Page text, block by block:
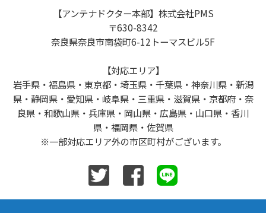
【アンテナドクター本部】株式会社PMS
〒630-8342
奈良県奈良市南袋町6-12トーマスビル5F
【対応エリア】
岩手県・福島県・東京都・埼玉県・千葉県・神奈川県・新潟
県・静岡県・愛知県・岐阜県・三重県・滋賀県・京都府・奈
良県・和歌山県・兵庫県・岡山県・広島県・山口県・香川
県・福岡県・佐賀県
※一部対応エリア外の市区町村がございます。